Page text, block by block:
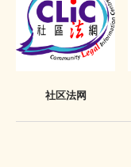
社区法网